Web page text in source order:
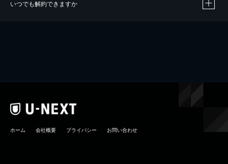
いつでも解約できますか
ホーム 会社概要 プライバシー お問い合わせ